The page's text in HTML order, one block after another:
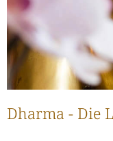
Dharma - Die